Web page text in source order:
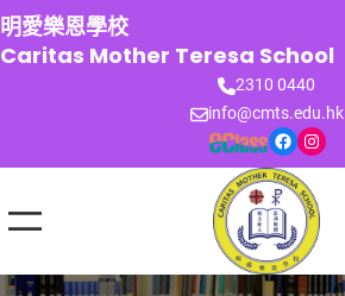
跳
至
主
明愛樂恩學校
Caritas Mother Teresa School
2310 0440
info@cmts.edu.hk
Facebook Instagram